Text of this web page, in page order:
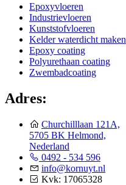
Epoxyvloeren
Industrievloeren
Kunststofvloeren
Kelder waterdicht maken
Epoxy coating
Polyurethaan coating
Zwembadcoating
Adres:
Churchilllaan 121A,
5705 BK Helmond,
Nederland
0492 - 534 596
info@kornuyt.nl
Kvk: 17065328